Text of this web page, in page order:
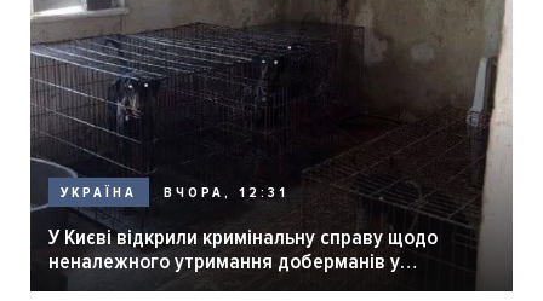
УКРАЇНА ВЧОРА, 12:31
У Києві відкрили кримінальну справу щодо
неналежного утримання доберманів у
розпліднику